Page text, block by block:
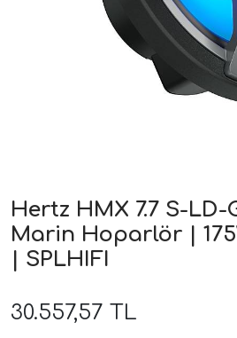
Hertz HMX 7.7 S-LD-
Marin Hoparlör |
| SPLHIFI
30.557,57 TL